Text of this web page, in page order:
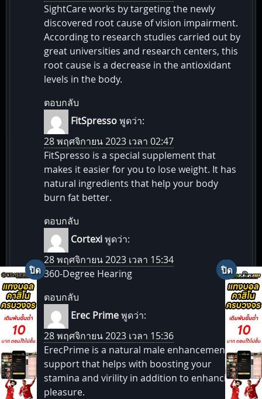
SightCare works by targeting the newly
discovered root cause of vision impairment.
According to research studies carried out by
great universities and research centers, this
root cause is a decrease in the antioxidant
levels in the body.
ตอบกลับ
FitSpressoพูดว่า:
28 พฤศจิกายน 2023 เวลา 02:47
FitSpresso is a special supplement that
makes it easier for you to lose weight. It has
natural ingredients that help your body
burn fat better.
ตอบกลับ
Cortexiพูดว่า:
28 พฤศจิกายน 2023 เวลา 15:34
360-Degree Hearing
ตอบกลับ
Erec Primeพูดว่า:
28 พฤศจิกายน 2023 เวลา 15:36
ErecPrime is a natural male enhancement
support that helps with boosting your
stamina and virility in addition to enhancing
pleasure.